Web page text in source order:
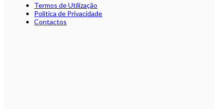
Termos de Utilização
Política de Privacidade
Contactos